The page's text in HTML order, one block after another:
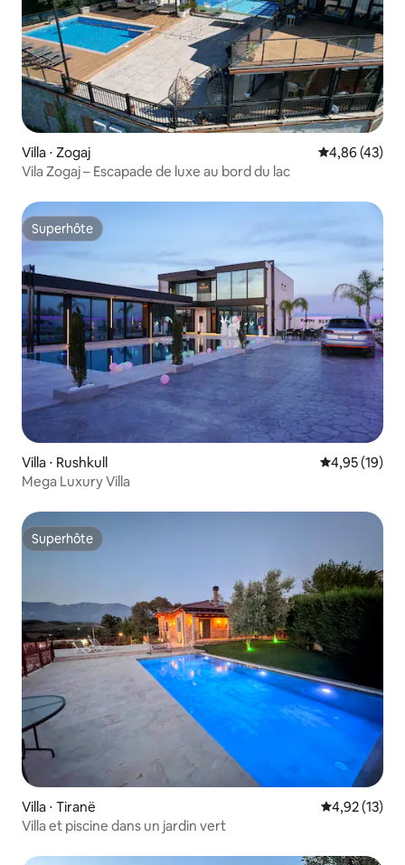
Villa ⋅ Zogaj Évaluation
4,86 (43)
Vila Zogaj – Escapade de luxe au bord du lac
Superhôte
Superhôte
Villa ⋅ Rushkull Évaluation
4,95 (19)
Mega Luxury Villa
Superhôte
Superhôte
Villa ⋅ Tiranë Évaluation
4,92 (13)
Villa et piscine dans un jardin vert